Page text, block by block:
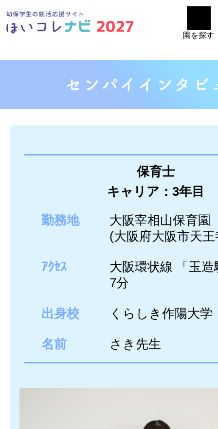
園を探す
保育士
キャリア：3年目
勤務地
大阪宰相山保育園
(大阪府大阪市天
ｱｸｾｽ
大阪環状線 「玉造
7分
出身校 くらしき作陽大学
名前 さき先生